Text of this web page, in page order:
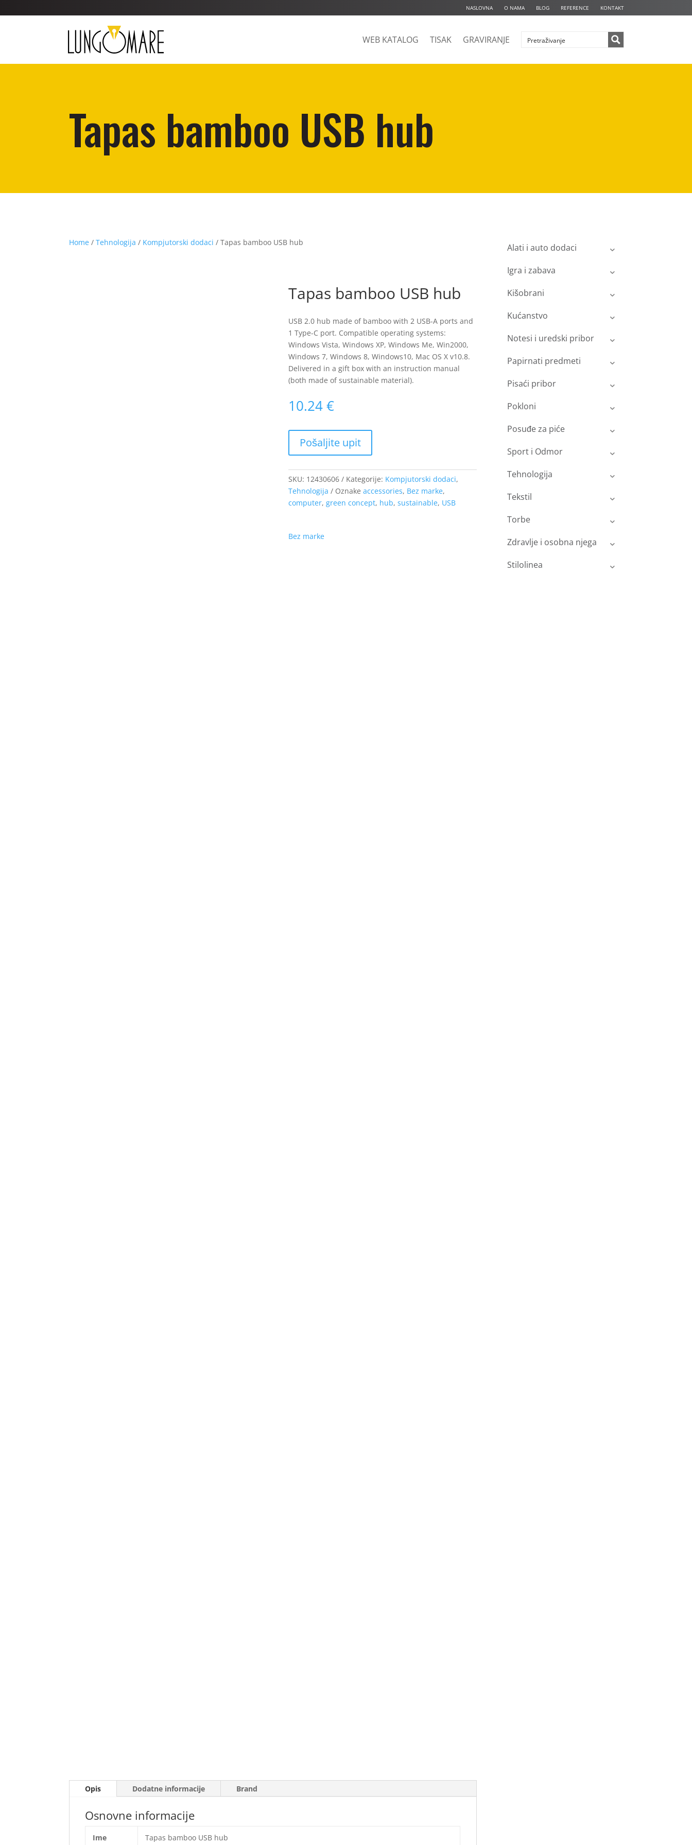
NASLOVNA O NAMA BLOG REFERENCE KONTAKT
WEB KATALOG TISAK GRAVIRANJE
Tapas bamboo USB hub
Home /Tehnologija / Kompjutorski dodaci / Tapas bamboo USB hub
Tapas bamboo USB hub
USB 2.0 hub made of bamboo with 2 USB-A ports and
1 Type-C port. Compatible operating systems:
Windows Vista, Windows XP, Windows Me, Win2000,
Windows 7, Windows 8, Windows10, Mac OS X v10.8.
Delivered in a gift box with an instruction manual
(both made of sustainable material).
10.24€
SKU: 12430606 Kategorije: Kompjutorski dodaci,
Tehnologija
Oznake accessories, Bez marke,
computer, green concept, hub, sustainable, USB
Bez marke
Opis Dodatne informacije Brand
Osnovne informacije
Ime
Tapas bamboo USB hub
Alati i auto dodaci
Igra i zabava
Kišobrani
Kućanstvo
Notesi i uredski pribor
Papirnati predmeti
Pisaći pribor
Pokloni
Posuđe za piće
Sport i Odmor
Tehnologija
Tekstil
Torbe
Zdravlje i osobna njega
Stilolinea